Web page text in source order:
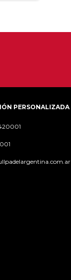
PERSONALIZADA